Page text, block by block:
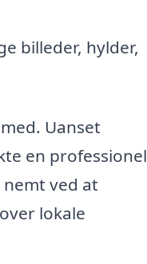
billeder, hylder,
Uanset
en professionel
ved at
lokale